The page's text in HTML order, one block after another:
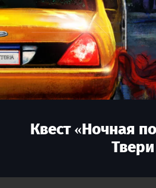
Квест «Ночная
Твери